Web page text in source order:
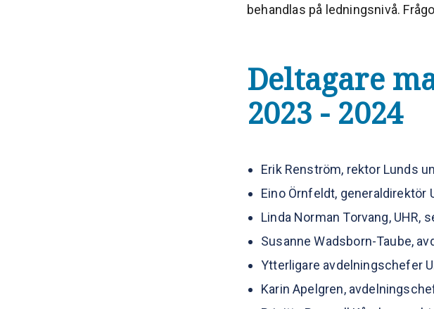
behandlas på ledningsnivå.
Deltagare
2023 - 2024
Erik Renström, rektor Lunds
Eino Örnfeldt, generaldirektör
Linda Norman Torvang, UHR,
Susanne Wadsborn-Taube,
Ytterligare avdelningschefer
Karin Apelgren,